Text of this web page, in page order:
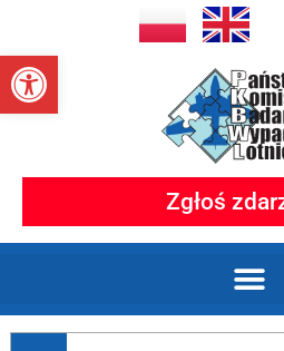
Otwórz pasek
Zgłoś